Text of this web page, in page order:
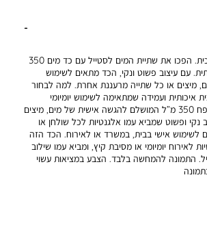
כד מים 350 מ”ל זכוכית. הפכו את שתיית המים לסטייל עם כד מים 350
עם עיצוב פשוט ונקי, הכד מתאים לשימוש
מיצים או כל שתייה מרעננת אחרת. למה לבחור
איכותית ועמידה שמתאימה לשימוש יומיומי
ולאירועים חגיגיים. • נפח 350 מ”ל המושלם להגשה אישית של מים, מיצים
נקי ופשוט שמביא עמו אלגנטיות לכל שולחן או
לשימוש אישי בבית, במשרד או לאירוח. הכד הזה
לאירוח יומיומי או מסיבת קיץ, ומביא עמו שילוב
התמונה להמחשה בלבד. הצבע במציאות עשוי